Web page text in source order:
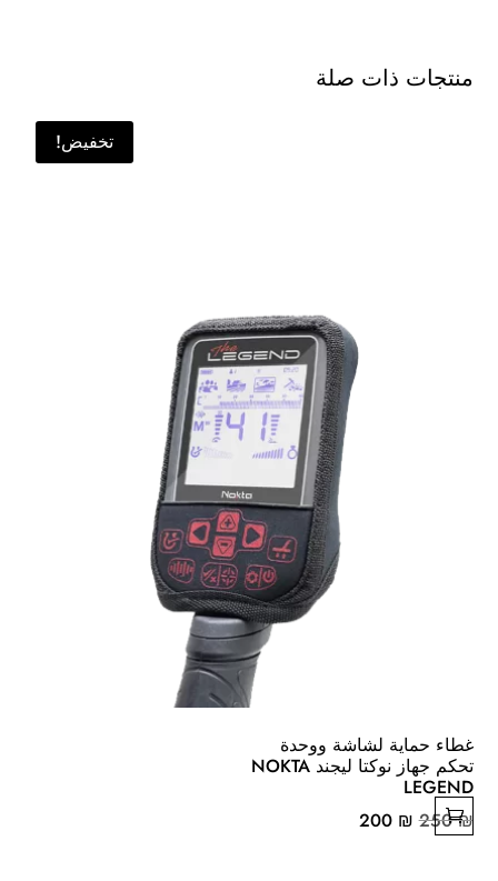
منتجات ذات صلة
تخفيض!
غطاء حماية لشاشة ووحدة
تحكم جهاز نوكتا ليجند NOKTA
LEGEND
250₪
السعر
200 ₪
السعر